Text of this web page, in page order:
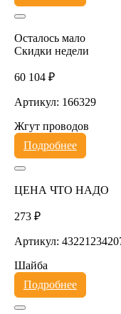
Осталось мало
Скидки недели
60 104 ₽
Артикул: 166329
Жгут проводов
Подробнее
ЦЕНА ЧТО НАДО
273 ₽
Артикул:
Шайба
Подробнее